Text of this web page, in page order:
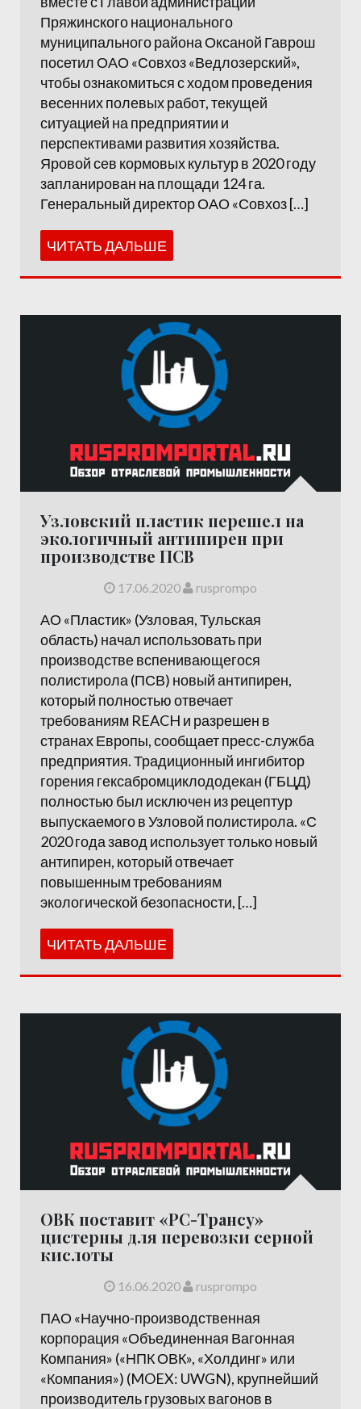
Пряжинского национального
муниципального района Оксаной Гаврош
посетил ОАО «Совхоз «Ведлозерский»,
чтобы ознакомиться с ходом проведения
весенних полевых работ, текущей
ситуацией на предприятии и
перспективами развития хозяйства.
Яровой сев кормовых культур в 2020 году
запланирован на площади 124 га.
Генеральный директор ОАО «Совхоз […]
ЧИТАТЬ ДАЛЬШЕ
Узловский пластик перешел на
экологичный антипирен при
производстве ПСВ
17.06.2020 rusprompo
АО «Пластик» (Узловая, Тульская
область) начал использовать при
производстве вспенивающегося
полистирола (ПСВ) новый антипирен,
который полностью отвечает
требованиям REACH и разрешен в
странах Европы, сообщает пресс-служба
предприятия. Традиционный ингибитор
горения гексабромциклододекан (ГБЦД)
полностью был исключен из рецептур
выпускаемого в Узловой полистирола. «С
2020 года завод использует только новый
антипирен, который отвечает
повышенным требованиям
экологической безопасности, […]
ЧИТАТЬ ДАЛЬШЕ
ОВК поставит «РС-Трансу»
цистерны для перевозки серной
кислоты
16.06.2020 rusprompo
ПАО «Научно-производственная
корпорация «Объединенная Вагонная
Компания» («НПК ОВК», «Холдинг» или
«Компания») (MOEX: UWGN), крупнейший
производитель грузовых вагонов в